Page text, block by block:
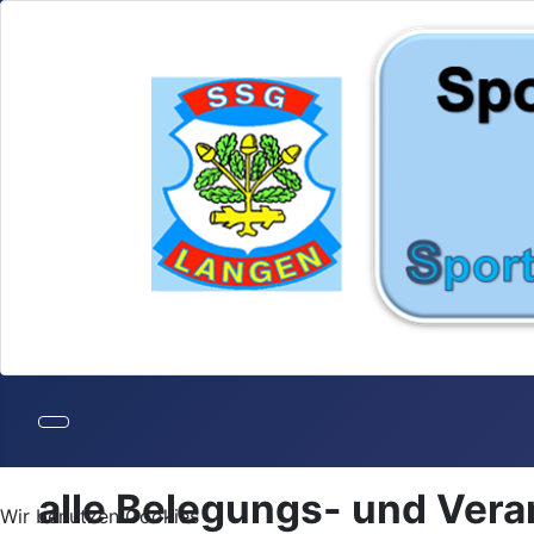
alle Belegungs- und
Wir benutzen Cookies